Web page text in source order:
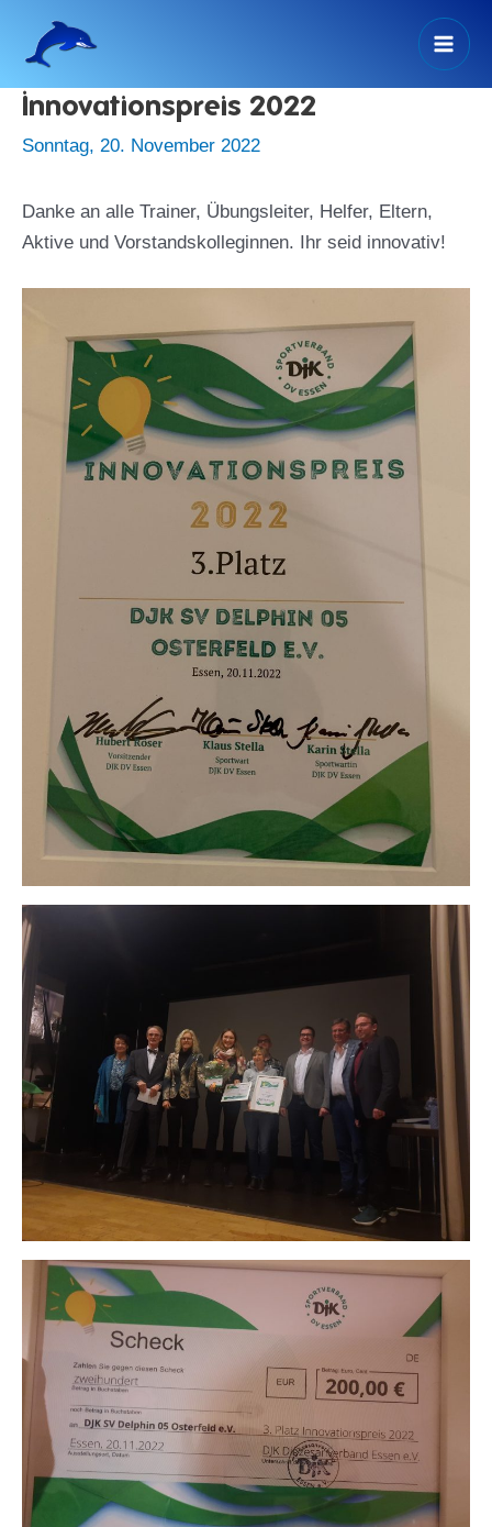
Inhalt
springen
Innovationspreis 2022
Sonntag, 20. November 2022
Danke an alle Trainer, Übungsleiter, Helfer, Eltern,
Aktive und Vorstandskolleginnen. Ihr seid innovativ!